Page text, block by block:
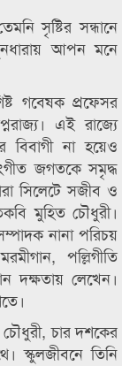
সৃষ্টির সন্ধানে
আপন মনে
গবেষক প্রফেসর
এই রাজ্যে
না হয়েও
জগতকে সমৃদ্ধ
সিলেটে সজীব ও
মুহিত চৌধুরী।
নানা পরিচয়
পল্লিগীতি
দক্ষতায় লেখেন।
চৌধুরী, চার দশকের
স্কুলজীবনে তিনি